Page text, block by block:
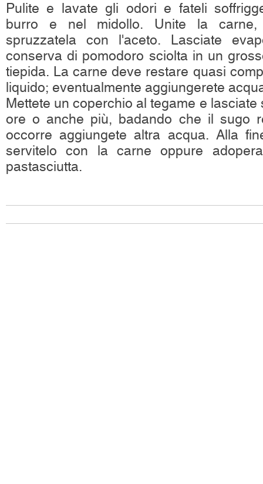
Pulite e lavate gli odori e fateli
burro e nel midollo. Unite la
spruzzatela con l'aceto. Lasciate
conserva di pomodoro sciolta in un
tiepida. La carne deve restare quasi
liquido; eventualmente aggiungerete
Mettete un coperchio al tegame e
ore o anche più, badando che il sugo
occorre aggiungete altra acqua. Alla
servitelo con la carne oppure
pastasciutta.